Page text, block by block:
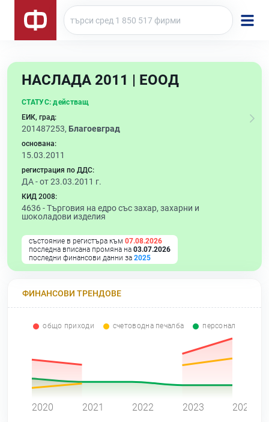
НАСЛАДА 2011 | ЕООД
СТАТУС: действащ
ЕИК, град:
201487253, Благоевград
основана:
15.03.2011
регистрация по ДДС:
ДА - от 23.03.2011 г.
КИД 2008:
4636 -Търговия на едро със захар, захарни и
шоколадови изделия
състояние в регистъра към 07.08.2026
последна вписана промяна на 03.07.2026
последни финансови данни за 2025
ФИНАНСОВИ ТРЕНДОВЕ
общо приходи счетоводна печалба персонал
2020 2021 2022 2023 2024